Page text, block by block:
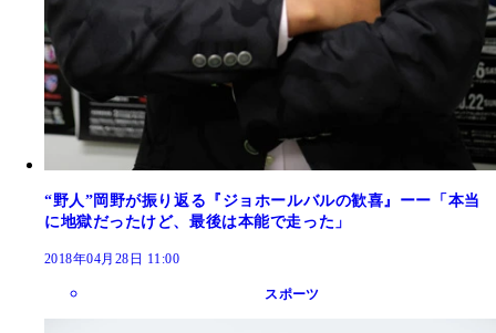
“野人”岡野が振り返る『ジョホールバルの歓喜』ーー「本当
に地獄だったけど、最後は本能で走った」
2018年04月28日 11:00
スポーツ